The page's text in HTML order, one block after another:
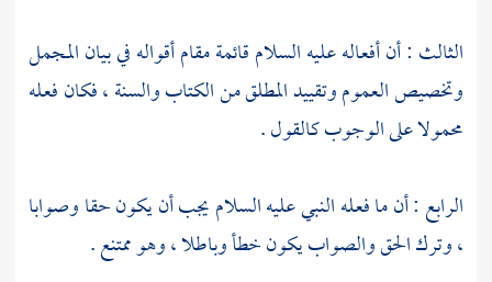
الثالث : أن أفعاله عليه السلام قائمة مقام أقواله في بيان المجمل
وتخصيص العموم وتقييد المطلق من الكتاب والسنة ، فكان فعله
محمولا على الوجوب كالقول .
الرابع : أن ما فعله النبي عليه السلام يجب أن يكون حقا وصوابا
، وترك الحق والصواب يكون خطأ وباطلا ، وهو ممتنع .